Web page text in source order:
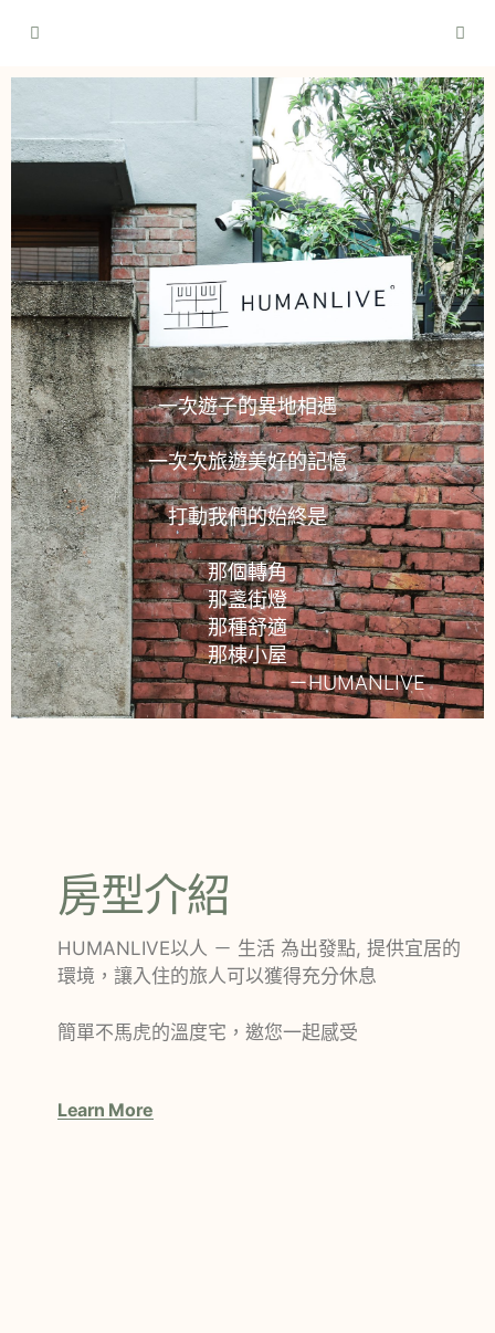
一次遊子的異地相遇
一次次旅遊美好的記憶
打動我們的始終是
那個轉角
那盞街燈
那種舒適
那棟小屋
－HUMANLIVE
房型介紹
HUMANLIVE以人 － 生活 為出發點, 提供宜居的
環境，讓入住的旅人可以獲得充分休息
簡單不馬虎的溫度宅，邀您一起感受
Learn More